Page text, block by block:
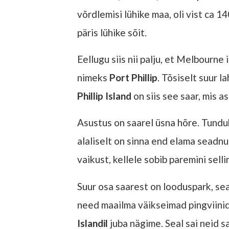
võrdlemisi lühike maa, oli vist ca
päris lühike sõit.
Eellugu siis nii palju, et Melbourne
nimeks Port Phillip. Tõsiselt suur
Phillip Island on siis see saar, mis
Asustus on saarel üsna hõre.
alaliselt on sinna end elama
vaikust, kellele sobib paremini
Suur osa saarest on looduspark,
need maailma väikseimad
Islandil juba nägime. Seal sai neid